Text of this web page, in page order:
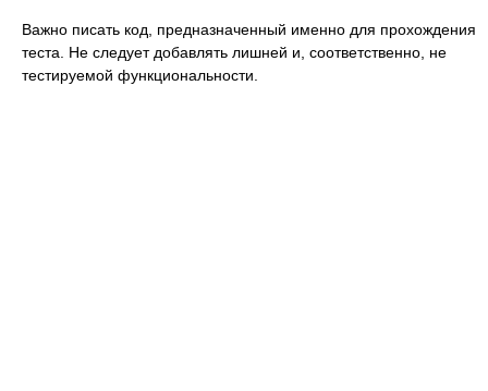
Важно писать код, предназначенный именно для прохождения
теста. Не следует добавлять лишней и, соответственно, не
тестируемой функциональности.